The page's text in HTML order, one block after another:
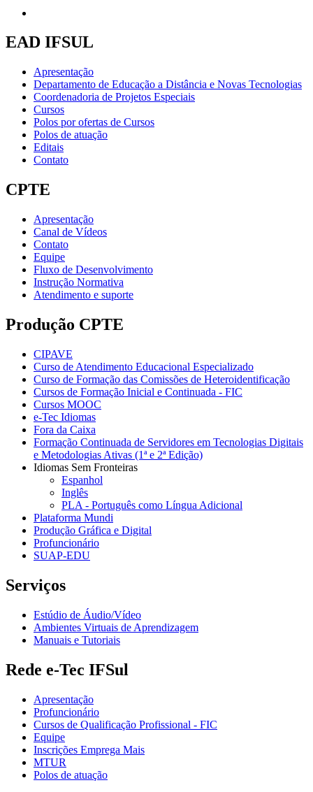
EAD IFSUL
Apresentação
Departamento de Educação a Distância e Novas Tecnologias
Coordenadoria de Projetos Especiais
Cursos
Polos por ofertas de Cursos
Polos de atuação
Editais
Contato
CPTE
Apresentação
Canal de Vídeos
Contato
Equipe
Fluxo de Desenvolvimento
Instrução Normativa
Atendimento e suporte
Produção CPTE
CIPAVE
Curso de Atendimento Educacional Especializado
Curso de Formação das Comissões de Heteroidentificação
Cursos de Formação Inicial e Continuada - FIC
Cursos MOOC
e-Tec Idiomas
Fora da Caixa
Formação Continuada de Servidores em Tecnologias Digitais
e Metodologias Ativas (1ª e 2ª Edição)
Idiomas Sem Fronteiras
Espanhol
Inglês
PLA - Português como Língua Adicional
Plataforma Mundi
Produção Gráfica e Digital
Profuncionário
SUAP-EDU
Serviços
Estúdio de Áudio/Vídeo
Ambientes Virtuais de Aprendizagem
Manuais e Tutoriais
Rede e-Tec IFSul
Apresentação
Profuncionário
Cursos de Qualificação Profissional - FIC
Equipe
Inscrições Emprega Mais
MTUR
Polos de atuação